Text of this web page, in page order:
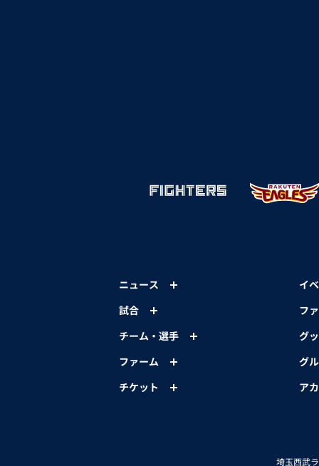
ニュース
試合
チーム・選手
ファーム
チケット
イ
フ
グ
グ
ア
埼玉西武